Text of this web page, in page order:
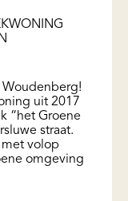
Woudenberg!
uit 2017
“het Groene
straat.
volop
omgeving